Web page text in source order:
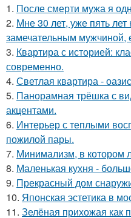
1. После смерти мужа я
2. Мне 30 лет, уже пять
замечательным мужчиной,
3. Квартира с историей:
современно.
4. Светлая квартира -
5. Панорамная трёшка с
акцентами.
6. Интерьер с теплыми
пожилой пары.
7. Минимализм, в котором
8. Маленькая кухня -
9. Прекрасный дом
10. Японская эстетика в
11. Зелёная прихожая как